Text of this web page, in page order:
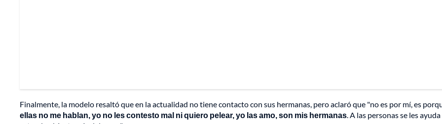
Finalmente, la modelo resaltó que en la actualidad no tiene contacto con sus hermanas, pero aclaró que "no es por mí, es
ellas no me hablan, yo no les contesto mal ni quiero pelear, yo las amo, son mis hermanas. A las personas se les ayuda